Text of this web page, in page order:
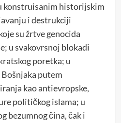
konstruisanim historijskim
i destrukciji
su žrtve genocida
u svakovrsnoj blokadi
poretka; u
putem
kao antievropske,
političkog islama; u
bezumnog čina, čak i